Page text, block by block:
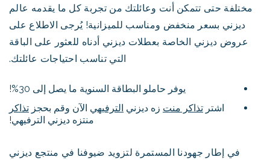
مختلفة حتى تتمكن أنت وعائلتك من تجربة كل ما يقدمه عالم
ديزني بسعر منخفض ومناسب للميزانية! يُرجى الاطلاع على
عروض ديزني الخاصة بعطلات ديزني أدناه للعثور على الباقة
التي تناسب احتياجات عائلتك.
يوفر حاملو البطاقة السنوية ما يصل إلى 30%!
اشتر تذاكر منت زه ديزني الترفيهي الآن وقم بحجز تذاكر
منتزه ديزني الترفيهي!
في إطار جهودنا المستمرة لتزويد ضيوفنا في منتجع ديزني